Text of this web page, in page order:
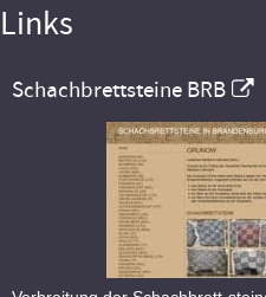
Links
Schachbrettsteine BRB